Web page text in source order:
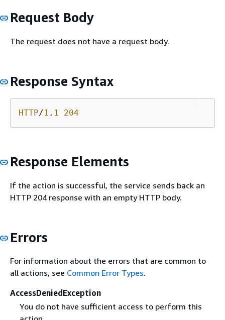
Request Body
The request does not have a request body.
Response Syntax
HTTP/1 . 1 204
Response Elements
If the action is successful, the service sends back an
HTTP 204 response with an empty HTTP body.
Errors
For information about the errors that are common to
all actions, see Common Error Types.
AccessDeniedException
You do not have sufficient access to perform this